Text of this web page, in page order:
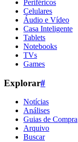
Periféricos
Celulares
Áudio e Vídeo
Casa Inteligente
Tablets
Notebooks
TVs
Games
Explorar#
Notícias
Análises
Guias de Compra
Arquivo
Buscar